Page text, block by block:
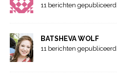
11 berichten gepubliceerd
BATSHEVA WOLF
11 berichten gepubliceerd